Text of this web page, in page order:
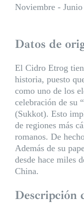
Noviembre - Junio
Datos de
El Cidro Etrog
historia, puesto
como uno de los
celebración de su
(Sukkot). Esto
de regiones más
romanos. De
Además de su
desde hace miles
China.
Descripción